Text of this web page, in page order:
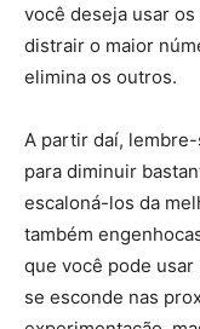
você deseja usar
distrair o maior
elimina os outros.
A partir daí,
para diminuir
escaloná-los da
também
que você pode
se esconde nas